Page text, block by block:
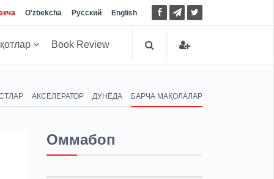
O'zbekcha Русский English
Book Review
АКСЕЛЕРАТОР ДУНЁДА БАРЧА МАҚОЛАЛАР
Оммабоп